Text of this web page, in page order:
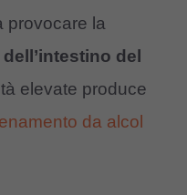
provocare la
del
elevate produce
da alcol